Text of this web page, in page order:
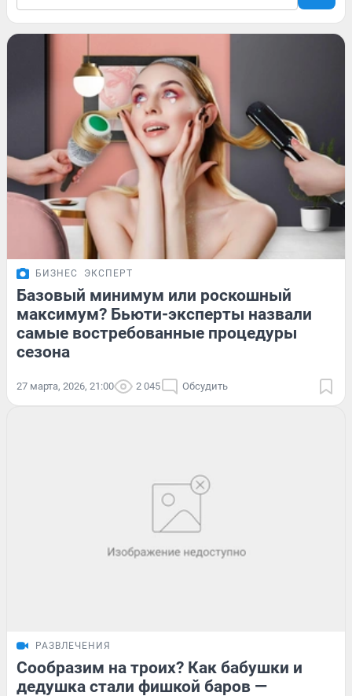
БИЗНЕС ЭКСПЕРТ
Базовый минимум или роскошный
максимум? Бьюти-эксперты назвали
самые востребованные процедуры
сезона
27 марта, 2026, 21:00 2 045 Обсудить
РАЗВЛЕЧЕНИЯ
Сообразим на троих? Как бабушки и
дедушка стали фишкой баров —